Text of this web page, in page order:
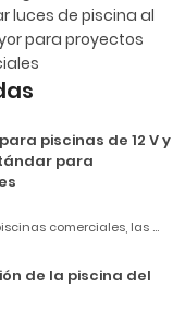
luces de piscina al
para proyectos
piscinas de 12 V y
para
comerciales, las ...
de la piscina del